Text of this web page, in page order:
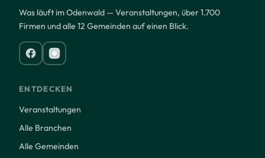
Was läuft im Odenwald — Veranstaltungen, über 1.700
Firmen und alle 12 Gemeinden auf einen Blick.
ENTDECKEN
Veranstaltungen
Alle Branchen
Alle Gemeinden